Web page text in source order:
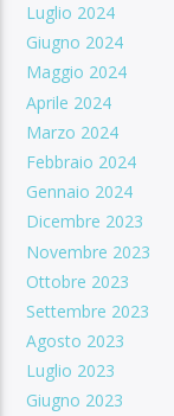
Luglio 2024
Giugno 2024
Maggio 2024
Aprile 2024
Marzo 2024
Febbraio 2024
Gennaio 2024
Dicembre 2023
Novembre 2023
Ottobre 2023
Settembre 2023
Agosto 2023
Luglio 2023
Giugno 2023